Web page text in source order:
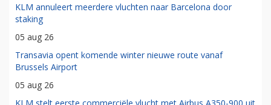
KLM annuleert meerdere vluchten naar Barcelona door
staking
05 aug 26
Transavia opent komende winter nieuwe route vanaf
Brussels Airport
05 aug 26